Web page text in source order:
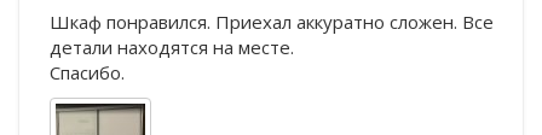
Шкаф понравился. Приехал аккуратно сложен. Все
детали находятся на месте.
Спасибо.